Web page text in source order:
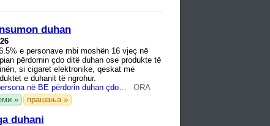
duhan
e personave mbi moshën 16 vjeç në
përdornin çdo ditë duhan ose produkte të
si cigaret elektronike, qeskat me
e duhanit të ngrohur.
Një në gjashtë persona në BE përdorin duhan çdo ditë
ORA
» прашања »
duhani